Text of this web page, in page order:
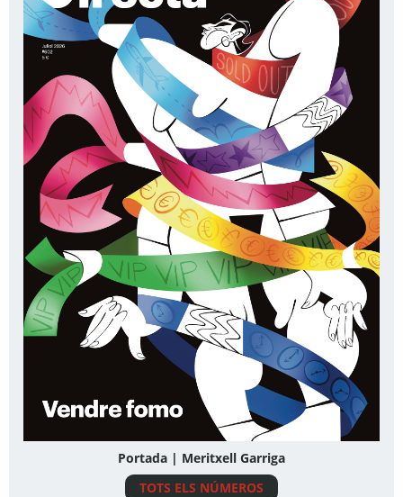
Portada | Meritxell Garriga
TOTS ELS NÚMEROS